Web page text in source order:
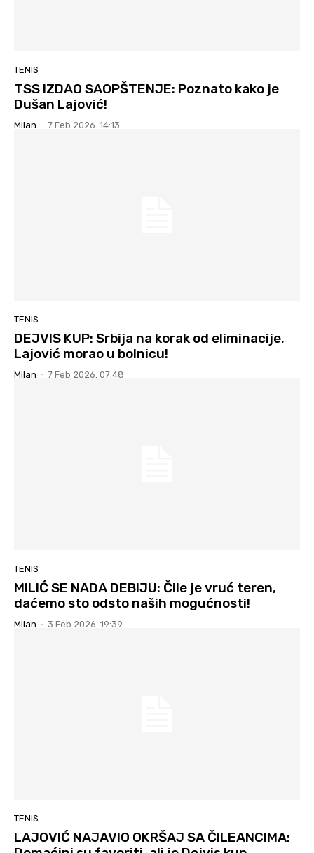
TENIS
TSS IZDAO SAOPŠTENJE: Poznato kako je
Dušan Lajović!
Milan - 7 Feb 2026. 14:13
TENIS
DEJVIS KUP: Srbija na korak od eliminacije,
Lajović morao u bolnicu!
Milan - 7 Feb 2026. 07:48
TENIS
MILIĆ SE NADA DEBIJU: Čile je vruć teren,
daćemo sto odsto naših mogućnosti!
Milan - 3 Feb 2026. 19:39
TENIS
LAJOVIĆ NAJAVIO OKRŠAJ SA ČILEANCIMA: